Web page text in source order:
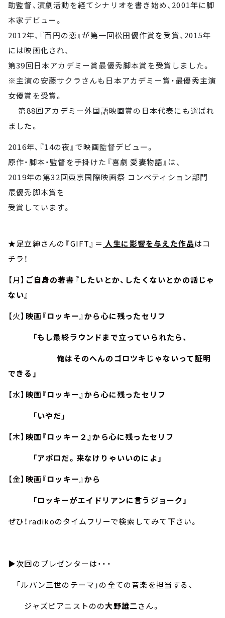
助監督、演劇活動を経てシナリオを書き始め、2001年に脚
本家デビュー。
2012年、『百円の恋』が第一回松田優作賞を受賞、2015年
には映画化され、
第39回日本アカデミー賞最優秀脚本賞を受賞しました。
※主演の安藤サクラさんも日本アカデミー賞・最優秀主演
女優賞を受賞。
第88回アカデミー外国語映画賞の日本代表にも選ばれ
ました。
2016年、『14の夜』で映画監督デビュー。
原作・脚本・監督を手掛けた『喜劇 愛妻物語』は、
2019年の第32回東京国際映画祭 コンペティション部門
最優秀脚本賞を
受賞しています。
★足立紳さんの『GIFT』＝ 人生に影響を与えた作品はコ
チラ！
【月】 ご自身の著書『したいとか、したくないとかの話じゃ
ない』
【火】 映画『ロッキー』から心に残ったセリフ
「もし最終ラウンドまで立っていられたら、
俺はそのへんのゴロツキじゃないって証明
できる」
【水】 映画『ロッキー』から心に残ったセリフ
「いやだ」
【木】 映画『ロッキー２』から心に残ったセリフ
「アポロだ。来なけりゃいいのによ」
【金】 映画『ロッキー』から
「ロッキーがエイドリアンに言うジョーク」
ぜひ！radikoのタイムフリーで検索してみて下さい。
▶︎次回のプレゼンターは・・・
「ルパン三世のテーマ」の全ての音楽を担当する、
ジャズピアニストのの大野雄二さん。